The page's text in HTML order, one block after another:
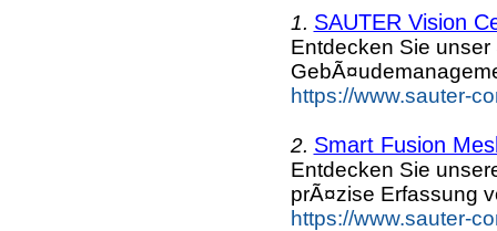
1. SAUTER Vision
Entdecken Sie
https://www.sauter-
2. Smart Fusion
Entdecken Sie
prÃ¤zise Erfassung
https://www.sauter-